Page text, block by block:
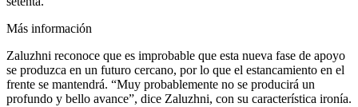
Más información
Zaluzhni reconoce que es improbable que esta nueva fase de apoyo
se produzca en un futuro cercano, por lo que el estancamiento en el
frente se mantendrá. “Muy probablemente no se producirá un
profundo y bello avance”, dice Zaluzhni, con su característica ironía.